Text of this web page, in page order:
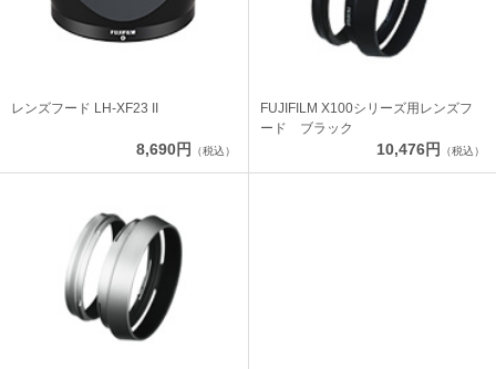
レンズフード LH-XF23 II
8,690円 （税込）
FUJIFILM X100シリーズ用レンズフ
ード ブラック
10,476円 （税込）